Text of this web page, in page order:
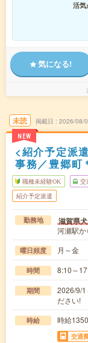
活気
気になる!
未読
NEW
掲載日 2026/08/
<紹介予定派
事務／豊郷町
職種未経験OK 交
紹介予定派遣
勤務地 滋賀県
河瀬駅
曜日頻度 月～金
時間 8:10～
期間
2026/9/
ださい!
時給 時給
交通